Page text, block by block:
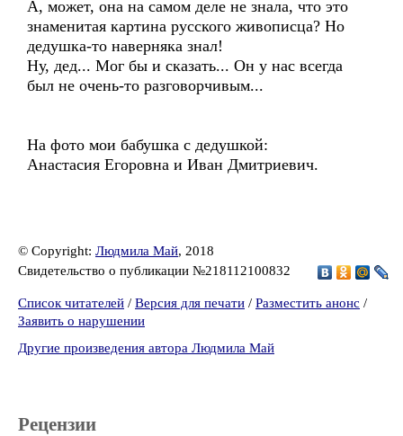
А, может, она на самом деле не знала, что это
знаменитая картина русского живописца? Но
дедушка-то наверняка знал!
Ну, дед... Мог бы и сказать... Он у нас всегда
был не очень-то разговорчивым...
На фото мои бабушка с дедушкой:
Анастасия Егоровна и Иван Дмитриевич.
© Copyright: Людмила Май, 2018
Свидетельство о публикации №218112100832
Список читателей / Версия для печати / Разместить анонс /
Заявить о нарушении
Другие произведения автора Людмила Май
Рецензии